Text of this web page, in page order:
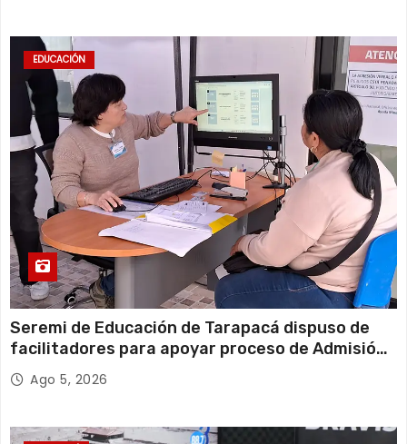
EDUCACIÓN
Seremi de Educación de Tarapacá dispuso de
facilitadores para apoyar proceso de Admisión
Escolar 2027
Ago 5, 2026